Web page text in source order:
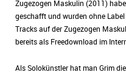
Zugezogen Maskulin (2011)
geschafft und wurden ohne
Tracks auf der Zugezogen
bereits als Freedownload im
Als Solokünstler hat man Grim